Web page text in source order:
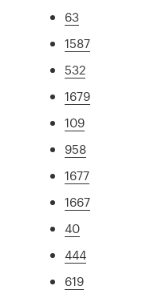
63
1587
532
1679
109
958
1677
1667
40
444
619